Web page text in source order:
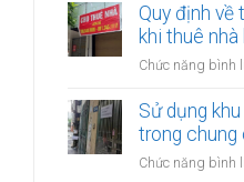
Quy định về
khi thuê nhà
Chức năng bình
Sử dụng
trong chung
Chức năng bình